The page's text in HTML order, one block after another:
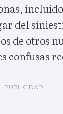
del
de otros
confusas